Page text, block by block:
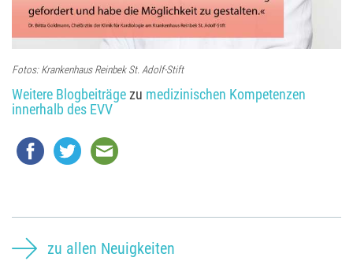
Fotos: Krankenhaus Reinbek St. Adolf-Stift
Weitere Blogbeiträgezu medizinischen Kompetenzen
innerhalb des EVV
zu allen Neuigkeiten